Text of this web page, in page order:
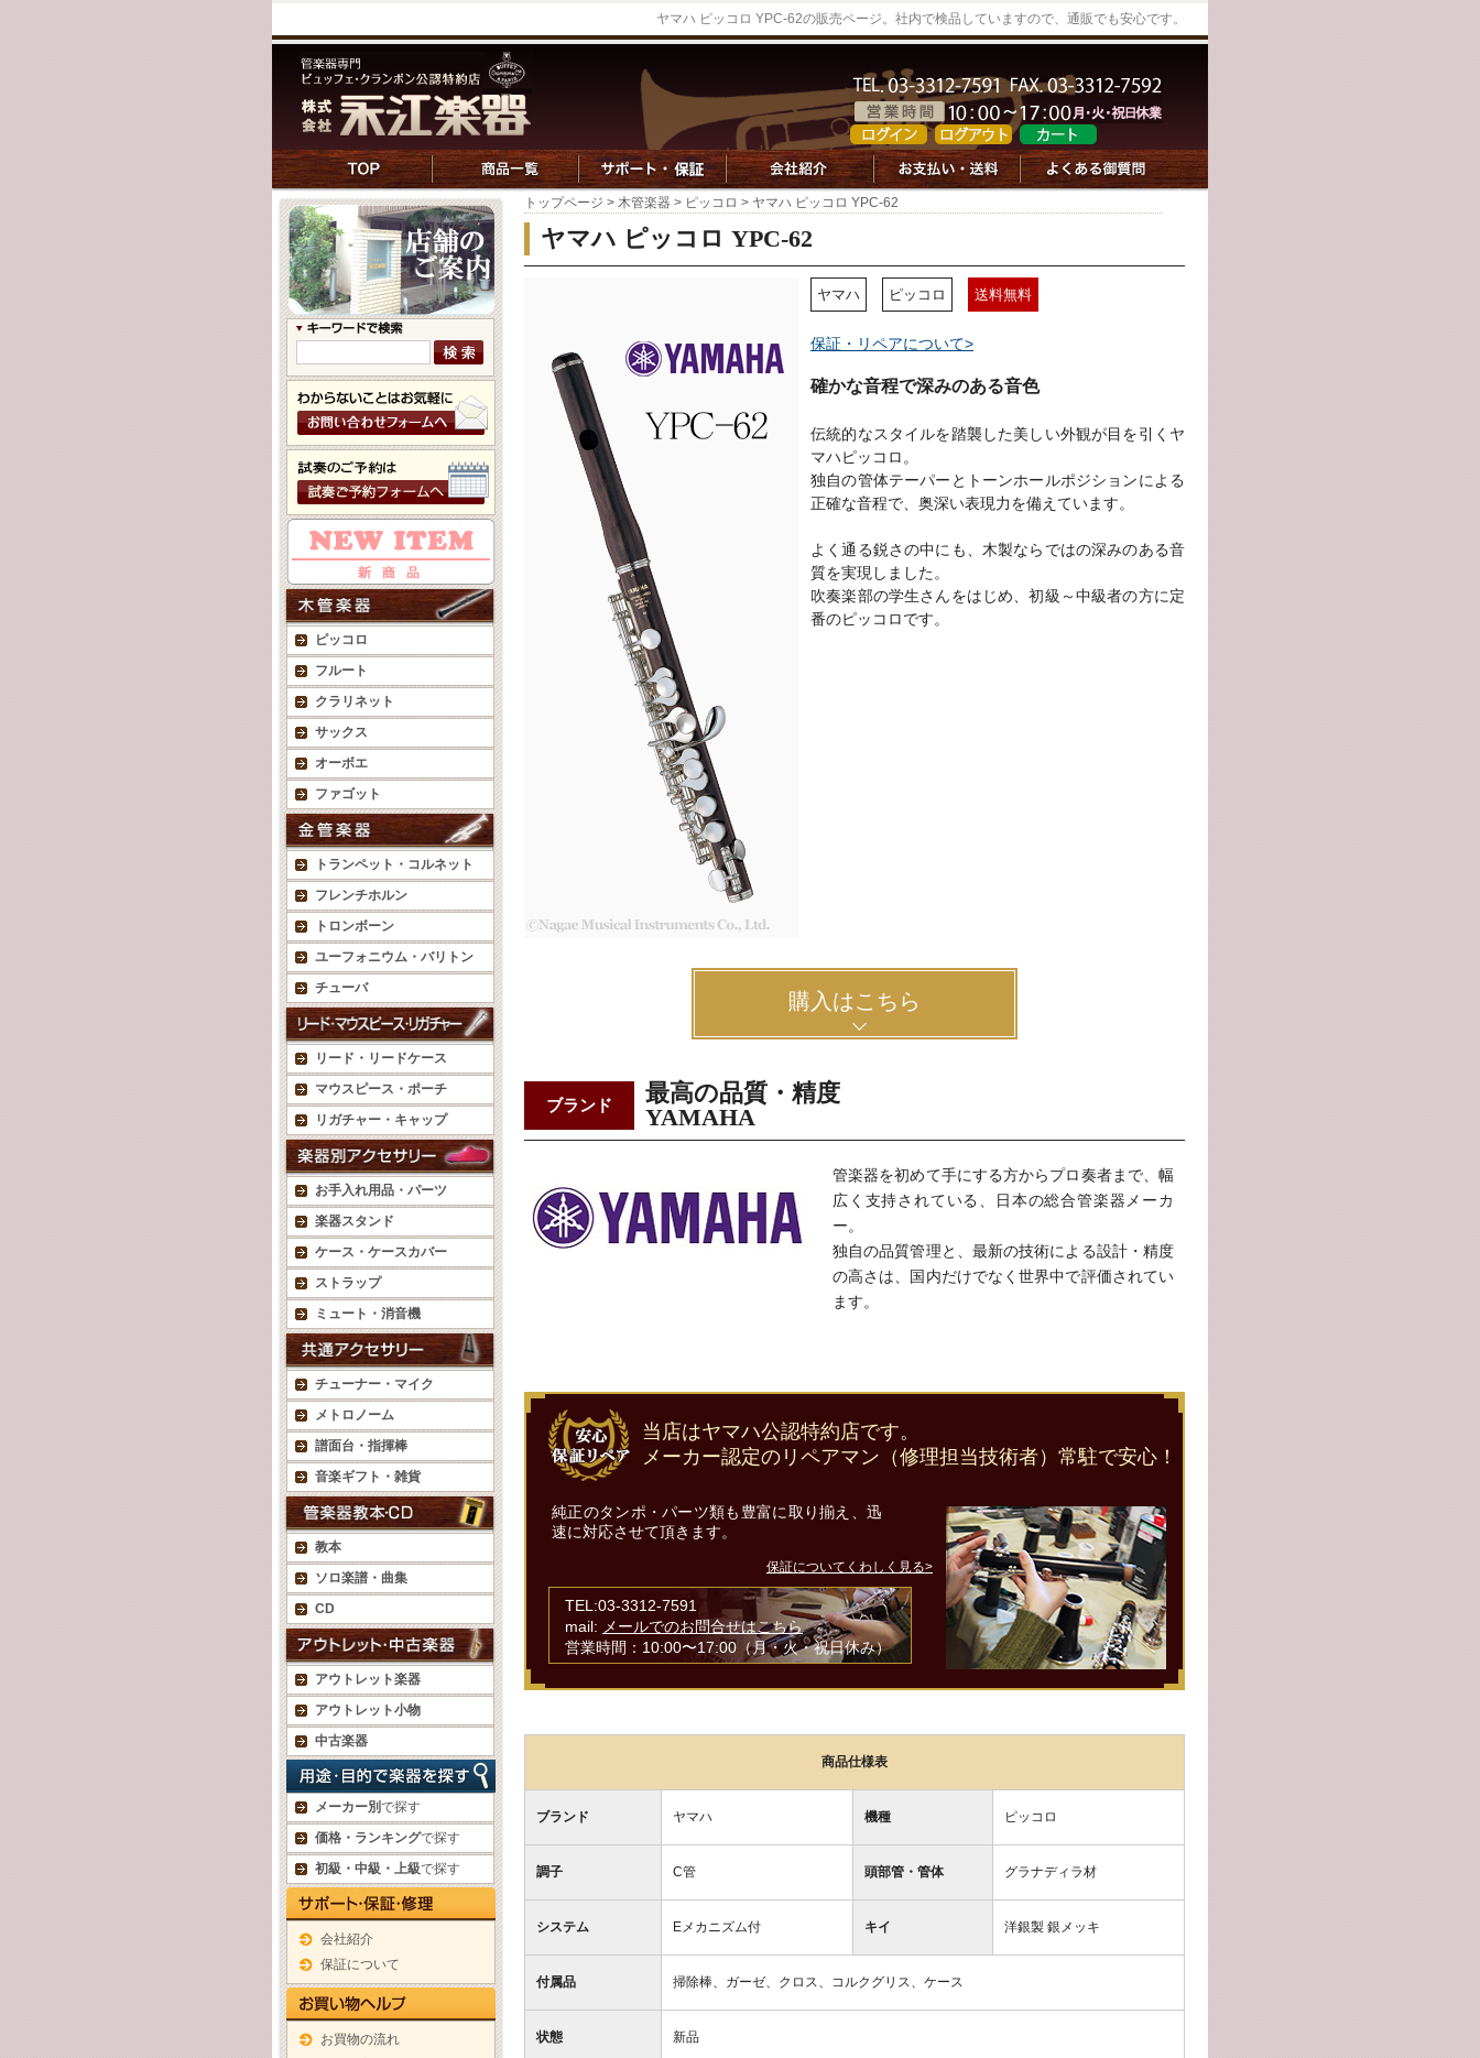
ヤマハ ピッコロ YPC-62の販売ページ。社内で検品していますので、通販でも安心です。
ピッコロ
フルート
クラリネット
サックス
オーボエ
ファゴット
トランペット・コルネット
フレンチホルン
トロンボーン
ユーフォニウム・バリトン
チューバ
リード・リードケース
マウスピース・ポーチ
リガチャー・キャップ
お手入れ用品・パーツ
楽器スタンド
ケース・ケースカバー
ストラップ
ミュート・消音機
チューナー・マイク
メトロノーム
譜面台・指揮棒
音楽ギフト・雑貨
教本
ソロ楽譜・曲集
CD
アウトレット楽器
アウトレット小物
中古楽器
メーカー別で探す
価格・ランキングで探す
初級・中級・上級で探す
会社紹介
保証について
お買物の流れ
トップページ > 木管楽器 > ピッコロ > ヤマハ ピッコロ YPC-62
ヤマハ ピッコロ YPC-62
ヤマハ ピッコロ 送料無料
保証・リペアについて>
確かな音程で深みのある音色
伝統的なスタイルを踏襲した美しい外観が目を引くヤ
マハピッコロ。
独自の管体テーパーとトーンホールポジションによる
正確な音程で、奥深い表現力を備えています。
よく通る鋭さの中にも、木製ならではの深みのある音
質を実現しました。
吹奏楽部の学生さんをはじめ、初級～中級者の方に定
番のピッコロです。
購入はこちら
ブランド
最高の品質・精度
YAMAHA
管楽器を初めて手にする方からプロ奏者まで、幅
広く支持されている、日本の総合管楽器メーカ
ー。
独自の品質管理と、最新の技術による設計・精度
の高さは、国内だけでなく世界中で評価されてい
ます。
当店はヤマハ公認特約店です。
メーカー認定のリペアマン（修理担当技術者）常駐で安心！
純正のタンポ・パーツ類も豊富に取り揃え、迅
速に対応させて頂きます。
保証についてくわしく見る>
TEL:03-3312-7591
mail: メールでのお問合せはこちら
営業時間：10:00〜17:00（月・火・祝日休み）
商品仕様表
ブランド ヤマハ 機種 ピッコロ
調子 C管 頭部管・管体 グラナディラ材
システム Eメカニズム付 キイ 洋銀製 銀メッキ
付属品 掃除棒、ガーゼ、クロス、コルクグリス、ケース
状態 新品